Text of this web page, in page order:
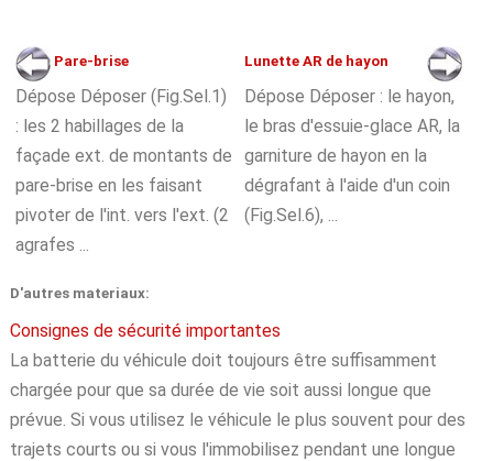
Pare-brise
Dépose Déposer (Fig.Sel.1)
: les 2 habillages de la
façade ext. de montants de
pare-brise en les faisant
pivoter de l'int. vers l'ext. (2
agrafes ...
Lunette AR de hayon
Dépose Déposer : le hayon,
le bras d'essuie-glace AR, la
garniture de hayon en la
dégrafant à l'aide d'un coin
(Fig.Sel.6), ...
D'autres materiaux:
Consignes de sécurité importantes
La batterie du véhicule doit toujours être suffisamment
chargée pour que sa durée de vie soit aussi longue que
prévue. Si vous utilisez le véhicule le plus souvent pour des
trajets courts ou si vous l'immobilisez pendant une longue